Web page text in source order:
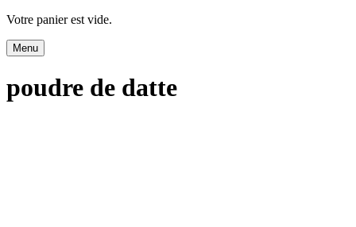
Search
Votre panier est vide.
Menu
poudre de datte